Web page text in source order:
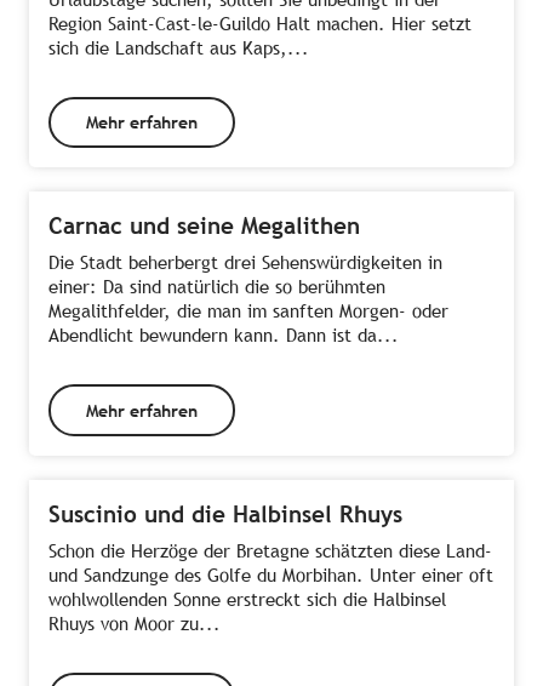
Region Saint-Cast-le-Guildo Halt machen. Hier setzt
sich die Landschaft aus Kaps,...
Mehr erfahren
Carnac und seine Megalithen
Die Stadt beherbergt drei Sehenswürdigkeiten in
einer: Da sind natürlich die so berühmten
Megalithfelder, die man im sanften Morgen- oder
Abendlicht bewundern kann. Dann ist da...
Mehr erfahren
Suscinio und die Halbinsel Rhuys
Schon die Herzöge der Bretagne schätzten diese Land-
und Sandzunge des Golfe du Morbihan. Unter einer oft
wohlwollenden Sonne erstreckt sich die Halbinsel
Rhuys von Moor zu...